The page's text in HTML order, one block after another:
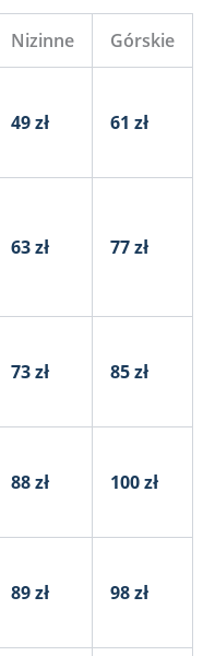
Nizinne Górskie
49 zł 61 zł
63 zł 77 zł
73 zł 85 zł
88 zł 100 zł
89 zł 98 zł